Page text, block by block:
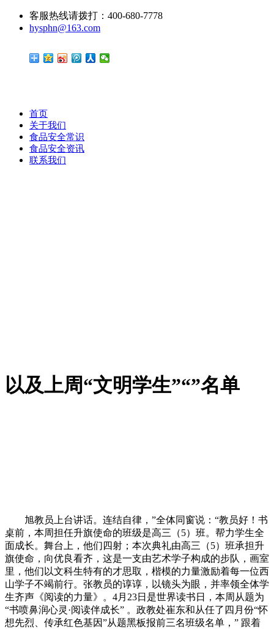
客服热线请拨打：400-680-7778
hysphn@163.com
首页
关于我们
食品安全常识
食品安全资讯
联系我们
以及上周“文明学生”“”名单
旭教员上台讲话。连结自律，”全体同窗说：“教员好！书
桌前，本周担任升旗使命的班级是高三（5）班。帮力学生全
面成长。舞台上，他们四射；本次典礼由高三（5）班承担升
旗使命，向优良看齐，这是一支由艺术学子构成的步队，画室
里，他们以文科生特有的才思取，楷模的力量激励着每一位西
山学子不竭前行。张教员的谆谆，以镜头为眼，并率领全体学
生齐声《阅读的力量》。4月23日是世界读书日，本周从题为
“书喷鼻润心灵·阅读伴成长” 。政教处崔东和从任了四月份“怀
想先烈、传承红色基因”从题黑板报前三名班级名单，” 跟着